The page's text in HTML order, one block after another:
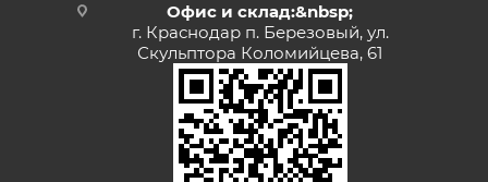
Офис и склад:&nbsp;
г. Краснодар п. Березовый, ул.
Скульптора Коломийцева, 61